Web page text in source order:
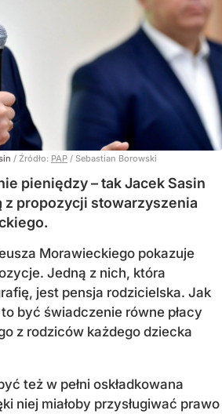
/ Źródło: PAP / Sebastian Borowski
pieniędzy – tak Jacek Sasin
z propozycji stowarzyszenia
Morawieckiego pokazuje
Jedną z nich, która
jest pensja rodzicielska. Jak
być świadczenie równe płacy
z rodziców każdego dziecka
też w pełni oskładkowana
niej miałoby przysługiwać prawo